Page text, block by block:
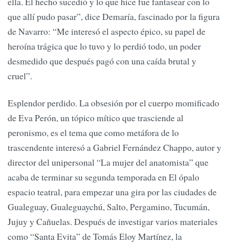
que allí pudo pasar”, dice Demaría, fascinado por la figura
de Navarro: “Me interesó el aspecto épico, su papel de
heroína trágica que lo tuvo y lo perdió todo, un poder
desmedido que después pagó con una caída brutal y
cruel”.
Esplendor perdido. La obsesión por el cuerpo momificado
de Eva Perón, un tópico mítico que trasciende al
peronismo, es el tema que como metáfora de lo
trascendente interesó a Gabriel Fernández Chappo, autor y
director del unipersonal “La mujer del anatomista” que
acaba de terminar su segunda temporada en El ópalo
espacio teatral, para empezar una gira por las ciudades de
Gualeguay, Gualeguaychú, Salto, Pergamino, Tucumán,
Jujuy y Cañuelas. Después de investigar varios materiales
como “Santa Evita” de Tomás Eloy Martínez, la